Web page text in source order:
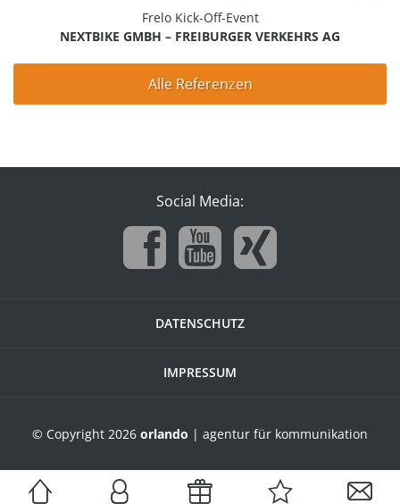
Frelo Kick-Off-Event
NEXTBIKE GMBH – FREIBURGER VERKEHRS AG
Alle Referenzen
Social Media:
DATENSCHUTZ
IMPRESSUM
© Copyright 2026 orlando | agentur für kommunikation